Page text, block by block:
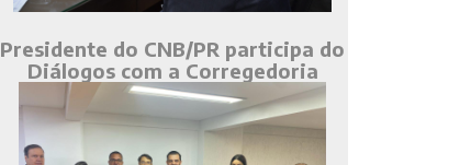
Presidente do CNB/PR participa do
Diálogos com a Corregedoria